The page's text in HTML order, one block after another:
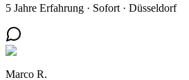
5 Jahre Erfahrung · Sofort · Düsseldorf
Marco R.